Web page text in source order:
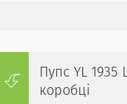
Пупс YL
коробці